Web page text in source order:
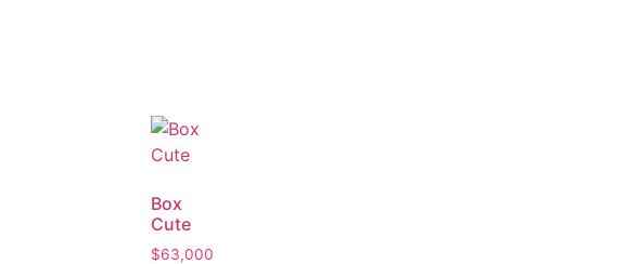
Box
Cute
$63,000